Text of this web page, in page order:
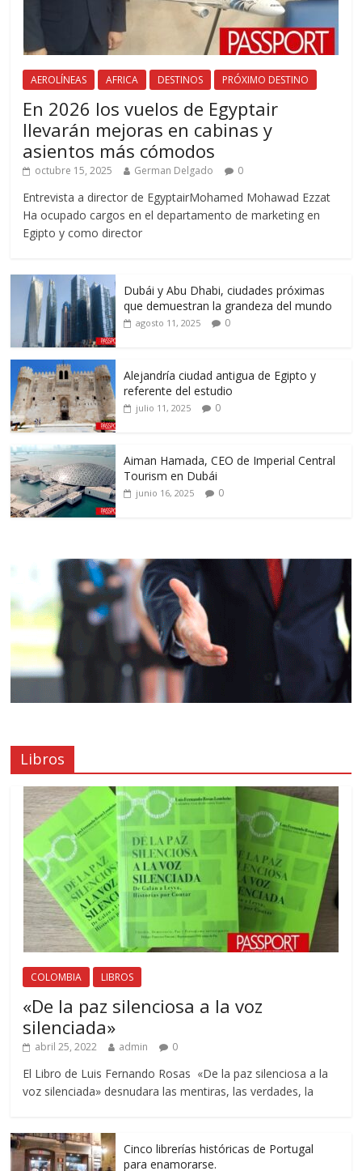
AEROLÍNEAS AFRICA DESTINOS PRÓXIMO DESTINO
En 2026 los vuelos de Egyptair
llevarán mejoras en cabinas y
asientos más cómodos
octubre 15, 2025 German Delgado 0
Entrevista a director de EgyptairMohamed Mohawad Ezzat
Ha ocupado cargos en el departamento de marketing en
Egipto y como director
Dubái y Abu Dhabi, ciudades próximas
que demuestran la grandeza del mundo
agosto 11, 2025 0
Alejandría ciudad antigua de Egipto y
referente del estudio
julio 11, 2025 0
Aiman Hamada, CEO de Imperial Central
Tourism en Dubái
junio 16, 2025 0
Libros
COLOMBIA LIBROS
«De la paz silenciosa a la voz
silenciada»
abril 25, 2022 admin 0
El Libro de Luis Fernando Rosas «De la paz silenciosa a la
voz silenciada» desnudara las mentiras, las verdades, la
Cinco librerías históricas de Portugal
para enamorarse.